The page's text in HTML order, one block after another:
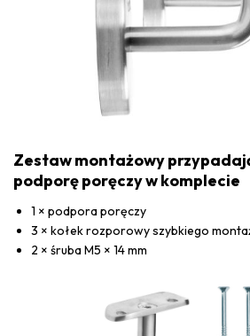
Zestaw montażowy
podporę poręczy w komplecie
1 × podpora poręczy
3 × kołek rozporowy szybkiego
2 × śruba M5 × 14 mm